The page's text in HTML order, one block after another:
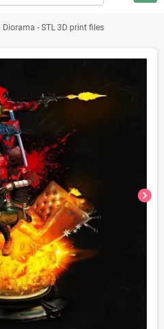
Diorama - STL 3D print files
chevron_right